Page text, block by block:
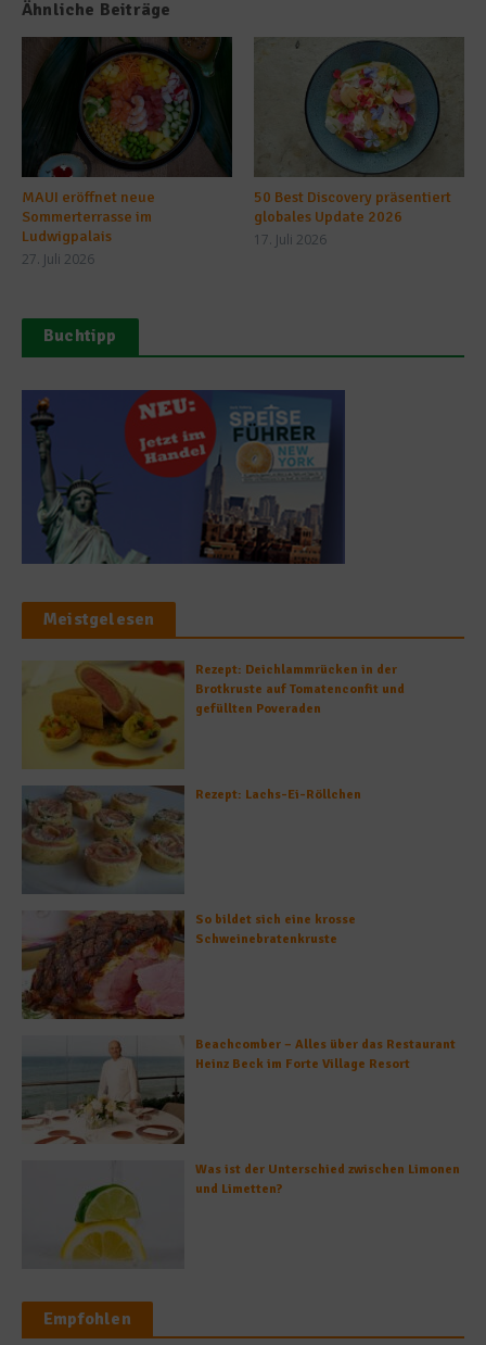
Ähnliche Beiträge
MAUI eröffnet neue
Sommerterrasse im
Ludwigpalais
27. Juli 2026
50 Best Discovery präsentiert
globales Update 2026
17. Juli 2026
Buchtipp
Meistgelesen
Rezept: Deichlammrücken in der
Brotkruste auf Tomatenconfit und
gefüllten Poveraden
Rezept: Lachs-Ei-Röllchen
So bildet sich eine krosse
Schweinebratenkruste
Beachcomber – Alles über das Restaurant
Heinz Beck im Forte Village Resort
Was ist der Unterschied zwischen Limonen
und Limetten?
Empfohlen